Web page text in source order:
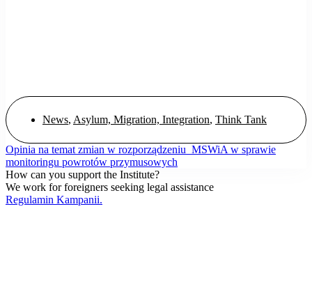
News, Asylum, Migration, Integration, Think Tank
Opinia na temat zmian w rozporządzeniu MSWiA w sprawie
monitoringu powrotów przymusowych
How can you support the Institute?
We work for foreigners seeking legal assistance
Regulamin Kampanii.